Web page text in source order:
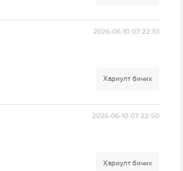
2026-06-10 07:22:51
Хариулт бичих
2026-06-10 07:22:50
Хариулт бичих